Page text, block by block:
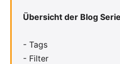
Übersicht der Blog
- Tags
- Filter